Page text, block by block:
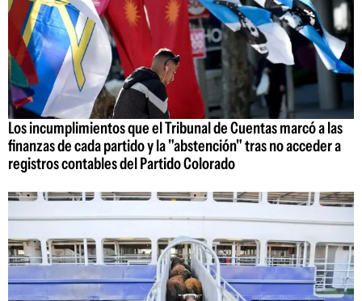
Los incumplimientos que el Tribunal de Cuentas marcó a las
finanzas de cada partido y la "abstención" tras no acceder a
registros contables del Partido Colorado